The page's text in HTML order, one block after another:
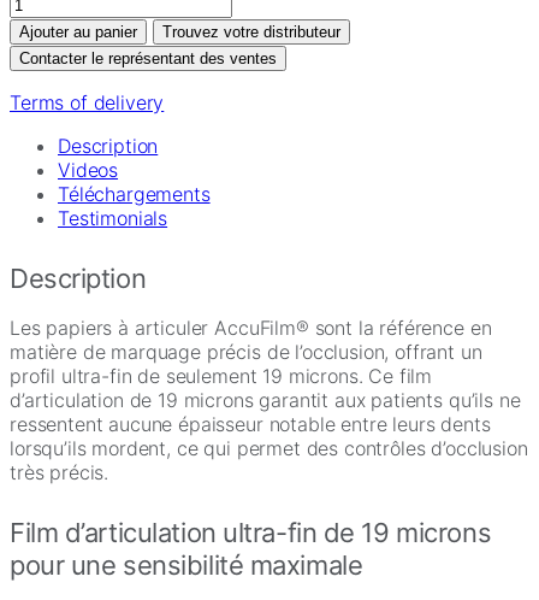
de
AccuFilm®
Papiers
à
Ajouter au panier
Trouvez votre distributeur
Contacter le représentant des ventes
Terms of delivery
Description
Videos
Téléchargements
Testimonials
Description
Les papiers à articuler AccuFilm® sont la référence en
matière de marquage précis de l’occlusion, offrant un
profil ultra-fin de seulement 19 microns. Ce film
d’articulation de 19 microns garantit aux patients qu’ils ne
ressentent aucune épaisseur notable entre leurs dents
lorsqu’ils mordent, ce qui permet des contrôles d’occlusion
très précis.
Film d’articulation ultra-fin de 19 microns
pour une sensibilité maximale